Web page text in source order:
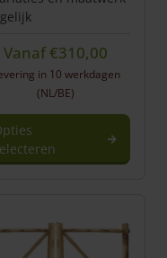
Vanaf€310,00
in 10 werkdagen
(NL/BE)